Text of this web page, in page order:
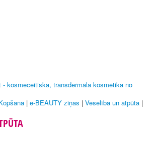
- kosmeceitiska, transdermāla kosmētika no
| e-BEAUTY ziņas | Veselība un atpūta |